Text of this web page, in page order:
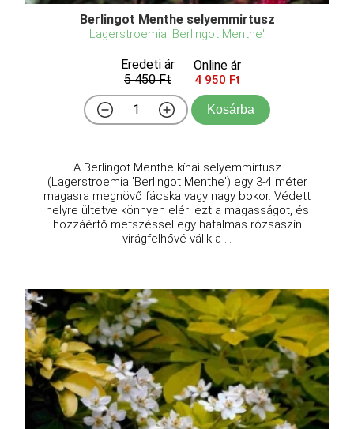
Berlingot Menthe selyemmirtusz
Lagerstroemia 'Berlingot Menthe'
Eredeti ár
5 450 Ft
Online ár
4 950 Ft
Kosárba
A Berlingot Menthe kínai selyemmirtusz
(Lagerstroemia 'Berlingot Menthe') egy 3-4 méter
magasra megnövő fácska vagy nagy bokor. Védett
helyre ültetve könnyen eléri ezt a magasságot, és
hozzáértő metszéssel egy hatalmas rózsaszín
virágfelhővé válik a ...